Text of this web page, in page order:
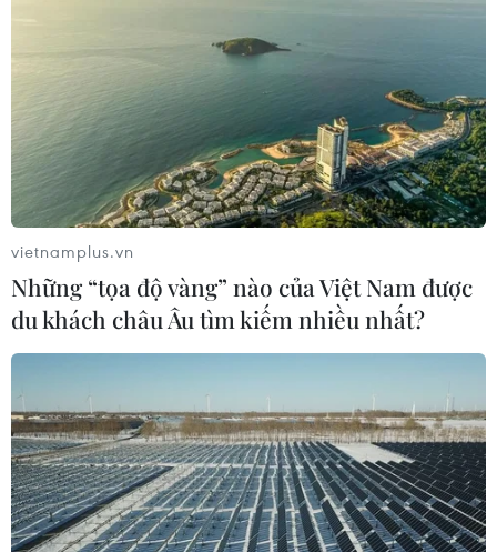
vietnamplus.vn
Những “tọa độ vàng” nào của Việt Nam được
du khách châu Âu tìm kiếm nhiều nhất?